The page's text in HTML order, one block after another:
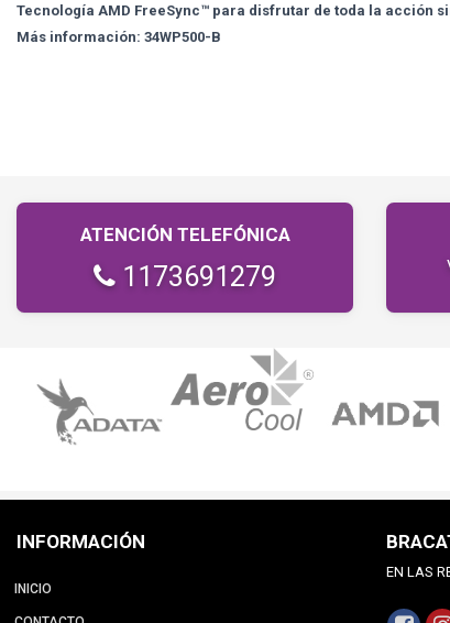
Tecnología AMD FreeSync™ para disfrutar de toda la acción
Más información: 34WP500-B
ATENCIÓN TELEFÓNICA
1173691279
INFORMACIÓN
INICIO
EN LAS